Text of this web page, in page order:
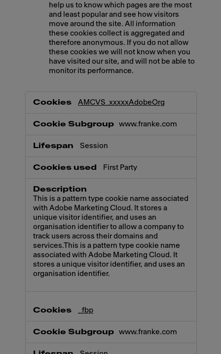
help us to know which pages are the most
and least popular and see how visitors
move around the site. All information
these cookies collect is aggregated and
therefore anonymous. If you do not allow
these cookies we will not know when you
have visited our site, and will not be able to
monitor its performance.
AMCVS_xxxxxAdobeOrg
www.franke.com
Session
First Party
This is a pattern type cookie name associated
with Adobe Marketing Cloud. It stores a
unique visitor identifier, and uses an
organisation identifier to allow a company to
track users across their domains and
services.This is a pattern type cookie name
associated with Adobe Marketing Cloud. It
stores a unique visitor identifier, and uses an
organisation identifier.
_fbp
www.franke.com